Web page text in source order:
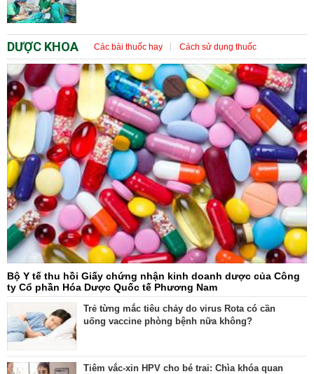
DƯỢC KHOA Các bài thuốc hay Cách sử dụng thuốc
Bộ Y tế thu hồi Giấy chứng nhận kinh doanh dược của Công
ty Cổ phần Hóa Dược Quốc tế Phương Nam
Trẻ từng mắc tiêu chảy do virus Rota có cần
uống vaccine phòng bệnh nữa không?
Tiêm vắc-xin HPV cho bé trai: Chìa khóa quan